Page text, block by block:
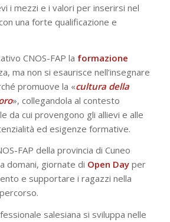
i mezzi e i valori per inserirsi nel
una forte qualificazione e
CNOS-FAP la formazione
ma non si esaurisce nell’insegnare
promuove la «cultura della
», collegandola al contesto
da cui provengono gli allievi e alle
ed esigenze formative.
FAP della provincia di Cuneo
domani, giornate di Open Dayper
e supportare i ragazzi nella
salesiana si sviluppa nelle